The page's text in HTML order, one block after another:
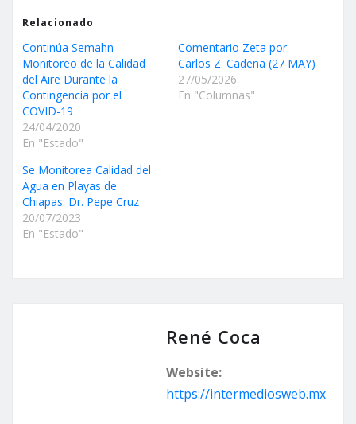
Relacionado
Continúa Semahn
Monitoreo de la Calidad
del Aire Durante la
Contingencia por el
COVID-19
24/04/2020
En "Estado"
Comentario Zeta por
Carlos Z. Cadena (27 MAY)
27/05/2026
En "Columnas"
Se Monitorea Calidad del
Agua en Playas de
Chiapas: Dr. Pepe Cruz
20/07/2023
En "Estado"
René Coca
Website:
https://intermediosweb.mx